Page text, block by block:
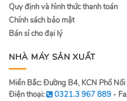
Quy định và hình thức thanh toán
Chính sách bảo mật
Bán sỉ cho đại lý
NHÀ MÁY SẢN XUẤT
Miền Bắc: Đường B4, KCN Phố
Điện thoại:
0321.3 967 889 -